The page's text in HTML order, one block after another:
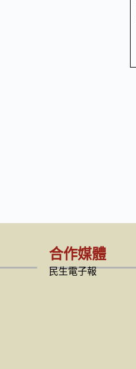
合作媒體
民生電子報